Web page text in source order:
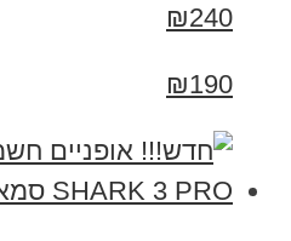
₪240
₪190